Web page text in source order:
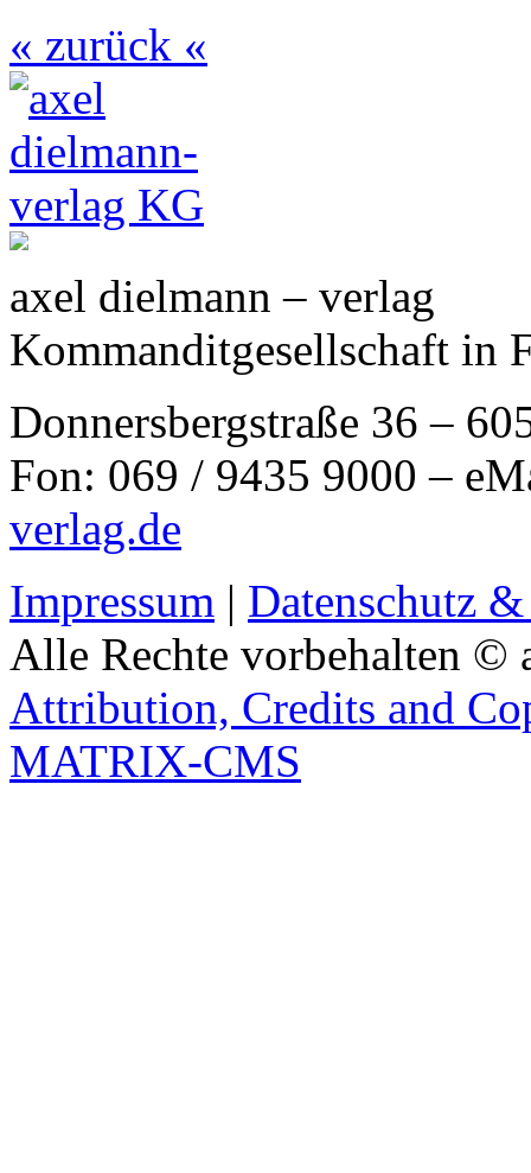
« zurück «
axel dielmann – verlag
Kommanditgesellschaft in
Donnersbergstraße 36 –
Fon: 069 / 9435 9000 –
verlag.de
Impressum | Datenschutz
Alle Rechte vorbehalten ©
Attribution, Credits and
MATRIX-CMS